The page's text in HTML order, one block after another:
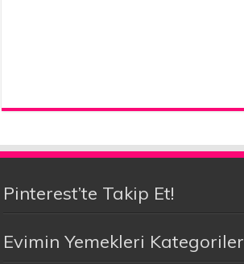
Pinterest’te Takip Et!
Evimin Yemekleri Kategoriler